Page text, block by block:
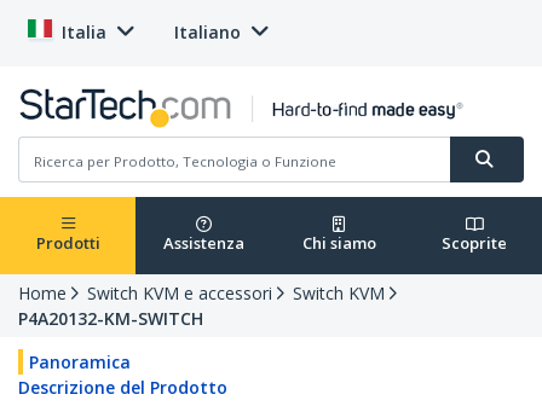
Italia Italiano
Prodotti Assistenza Chi siamo Scoprite
Home Switch KVM e accessori
Switch KVM
P4A20132-KM-SWITCH
Panoramica
Descrizione del Prodotto